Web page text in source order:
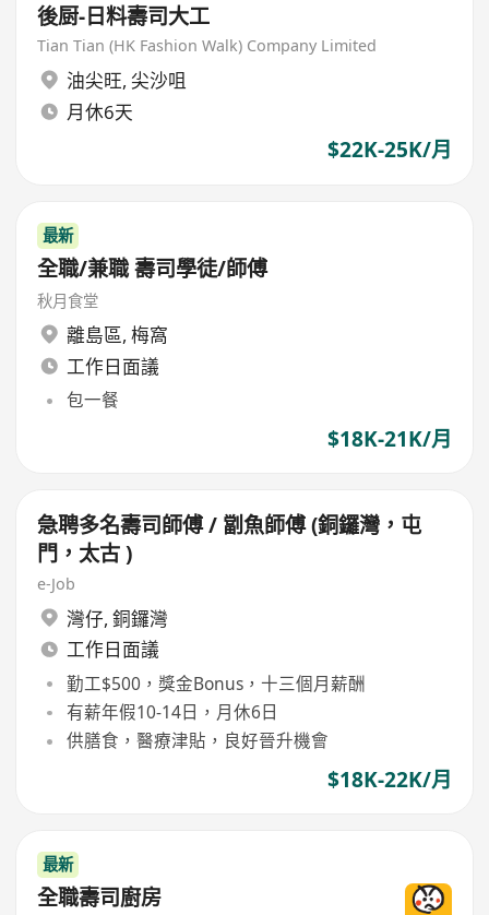
後厨-日料壽司大工
Tian Tian (HK Fashion Walk) Company Limited
油尖旺, 尖沙咀
月休6天
$22K-25K/月
最新
全職/兼職 壽司學徒/師傅
秋月食堂
離島區, 梅窩
工作日面議
包一餐
$18K-21K/月
急聘多名壽司師傅 / 劏魚師傅 (銅鑼灣，屯
門，太古 )
e-Job
灣仔, 銅鑼灣
工作日面議
勤工$500，獎金Bonus，十三個月薪酬
有薪年假10-14日，月休6日
供膳食，醫療津貼，良好晉升機會
$18K-22K/月
最新
全職壽司廚房